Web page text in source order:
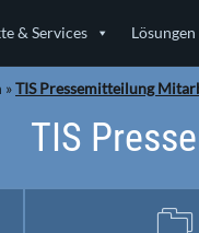
& Services Lösungen
»TIS Pressemitteilung
TIS